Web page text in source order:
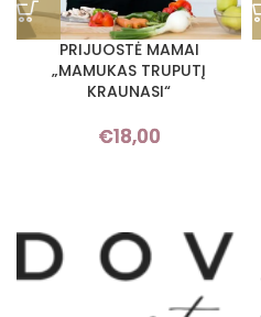
PRIJUOSTĖ MAMAI
„MAMUKAS TRUPUTĮ
KRAUNASI“
€18,00